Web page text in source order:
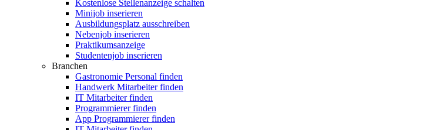
Kostenlose Stellenanzeige schalten
Minijob inserieren
Ausbildungsplatz ausschreiben
Nebenjob inserieren
Praktikumsanzeige
Studentenjob inserieren
Branchen
Gastronomie Personal finden
Handwerk Mitarbeiter finden
IT Mitarbeiter finden
Programmierer finden
App Programmierer finden